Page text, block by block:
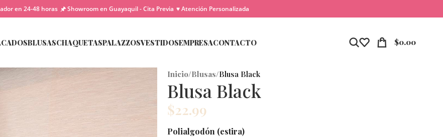
en 24-48 horas 🖈 Showroom en Guayaquil - Cita Previa ♥ Atención Personalizada
BLUSASCHAQUETASPALAZZOSVESTIDOSEMPRESACONTACTO $0.00
Inicio/Blusas/Blusa Black
Blusa Black
$22.99
Polialgodón (estira)